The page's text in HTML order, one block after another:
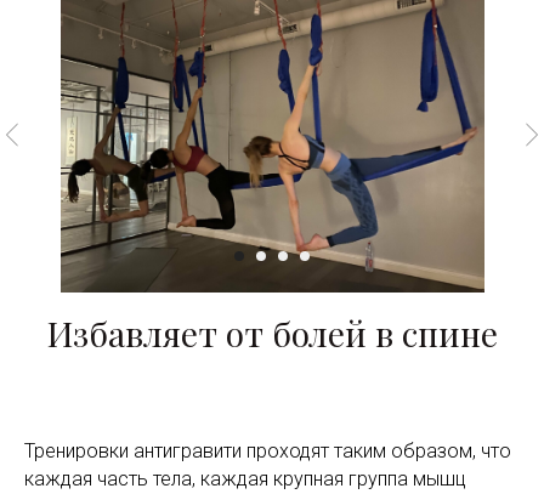
Избавляет от болей в спине
Тренировки антигравити проходят таким образом, что
каждая часть тела, каждая крупная группа мышц